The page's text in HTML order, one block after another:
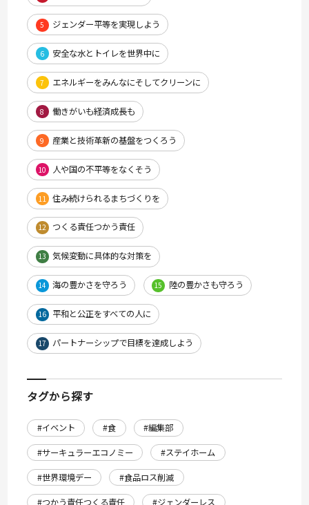
5 ジェンダー平等を実現しよう
6 安全な水とトイレを世界中に
7 エネルギーをみんなにそしてクリーンに
8 働きがいも経済成長も
9 産業と技術革新の基盤をつくろう
10 人や国の不平等をなくそう
11 住み続けられるまちづくりを
12 つくる責任つかう責任
13 気候変動に具体的な対策を
14 海の豊かさを守ろう 15 陸の豊かさも守ろう
16 平和と公正をすべての人に
17 パートナーシップで目標を達成しよう
タグから探す
#イベント #食
#編集部
#サーキュラーエコノミー
#ステイホーム
#世界環境デー
#食品ロス削減
#つかう責任つくる責任
#ジェンダーレス